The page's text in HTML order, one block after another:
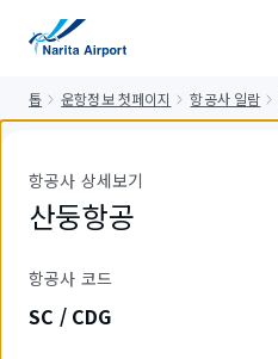
톱 운항정보 첫페이지 항공사 일람
항공사 상세보기
산둥항공
항공사 코드
SC / CDG